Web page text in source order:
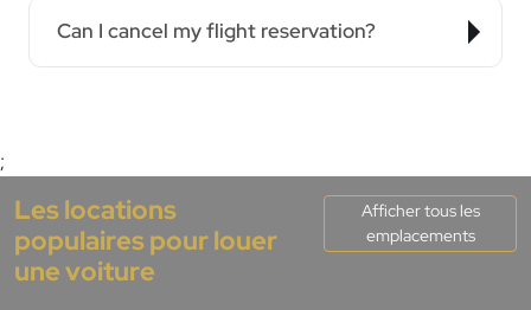
Can I cancel my flight reservation?
;
Les locations
populaires pour louer
une voiture
Afficher tous les
emplacements